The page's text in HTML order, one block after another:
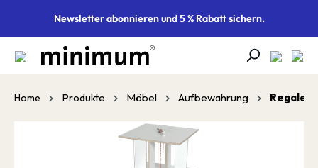
springenNewsletter abonnieren und 5 % Rabatt sichern.
Home Produkte Möbel Aufbewahrung Regale
Bildergalerie überspringen